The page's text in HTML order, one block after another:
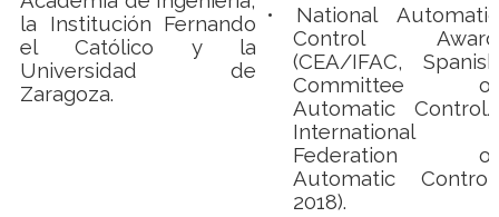
la Institución Fernando
el Católico y la
Universidad de
Zaragoza.
• National Automatic
Control Award
(CEA/IFAC, Spanish
Committee of
Automatic Control/
International
Federation of
Automatic Control,
2018).